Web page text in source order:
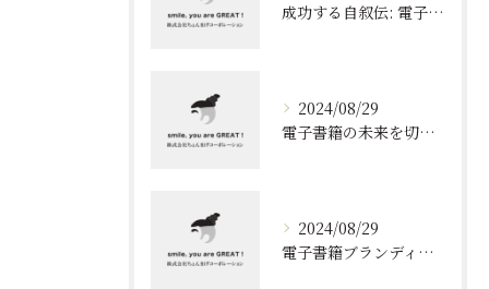
成功する自叙伝: 電子書籍ブランディングの新しい視点
2024/08/29
電子書籍の未来を切り開く！効果的なブランディングとリスト取りの技術
2024/08/29
電子書籍ブランディングの新しいアプローチ: 成功の秘訣とは?